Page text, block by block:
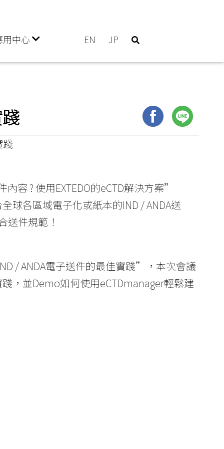
用中心 EN JP
踐
容 ? 使用EXTEDO的eCTD解決方案”
球各區域電子化或紙本的IND / ANDA送
送件規範！
/ ANDA電子送件的最佳實踐”，本次會議
，並Demo如何使用eCTDmanager輕鬆建